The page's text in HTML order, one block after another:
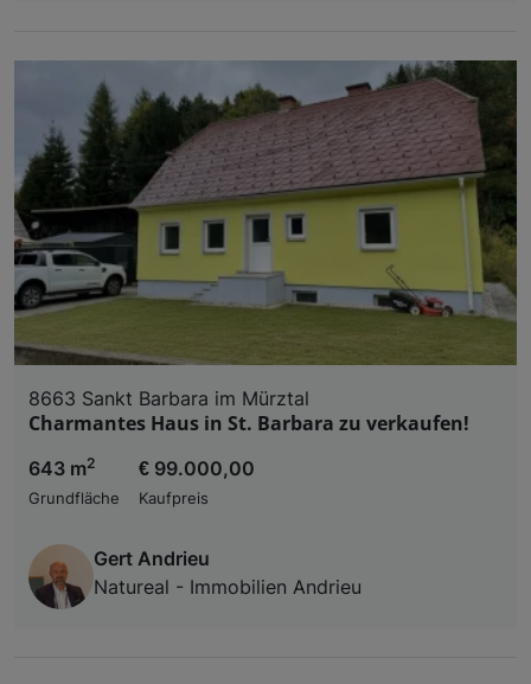
8663 Sankt Barbara im Mürztal
Charmantes Haus in St. Barbara zu verkaufen!
643 m2
Grundfläche
€ 99.000,00
Kaufpreis
Gert Andrieu
Natureal - Immobilien Andrieu
Zugriff auf Informationen auf einem Endgerät.
und der Performance von Inhalten,
Liste der Partner (Lieferanten)